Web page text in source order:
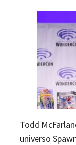
Todd
universo